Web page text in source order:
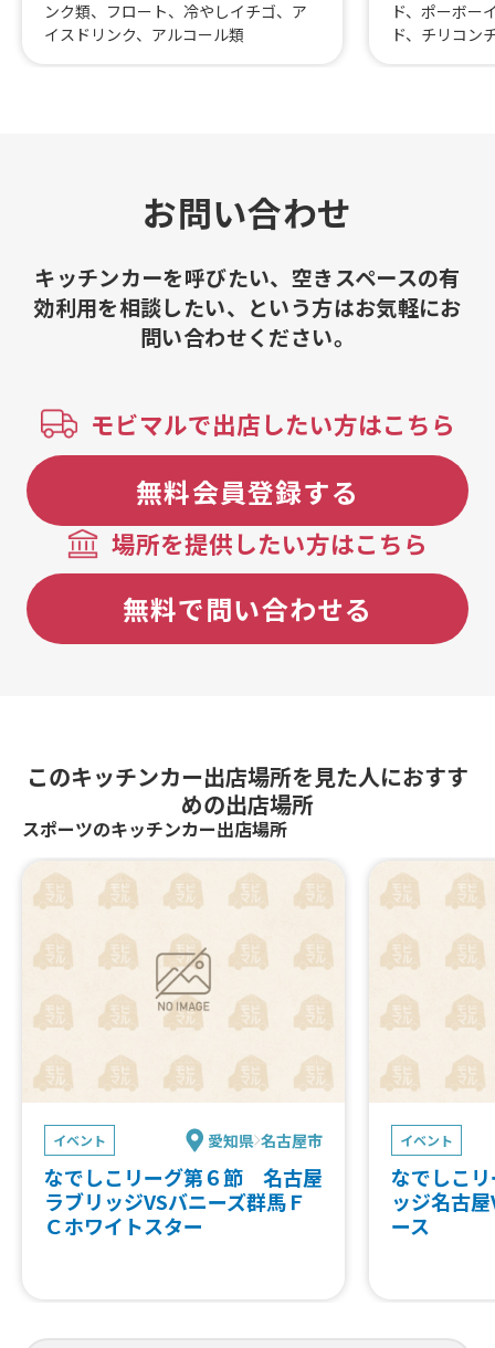
ンク類、フロート、冷やしイチゴ、ア
イスドリンク、アルコール類
ド、ポーボー
ド、チリコン
お問い合わせ
キッチンカーを呼びたい、空きスペースの有
効利用を相談したい、という方はお気軽にお
問い合わせください。
モビマルで出店したい方はこちら
無料会員登録する
場所を提供したい方はこちら
無料で問い合わせる
このキッチンカー出店場所を見た人におすす
めの出店場所
スポーツのキッチンカー出店場所
イベント 愛知県 名古屋市
なでしこリーグ第６節 名古屋
ラブリッジVSバニーズ群馬Ｆ
Ｃホワイトスター
イベント
なでしこ
ッジ名古
ース